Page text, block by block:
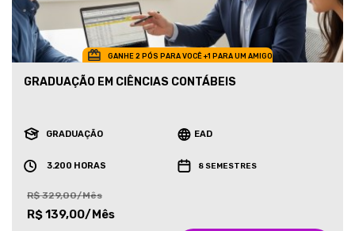
GANHE 2 PÓS PARA VOCÊ +1 PARA UM AMIGO
GRADUAÇÃO EM CIÊNCIAS CONTÁBEIS
GRADUAÇÃO EAD
3.200 HORAS 8 SEMESTRES
R$ 329,00/Mês
R$ 139,00/Mês